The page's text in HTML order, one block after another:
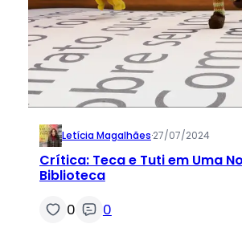
Letícia Magalhães·27/07/2024
Crítica: Teca e Tuti em Uma
Biblioteca
0 0